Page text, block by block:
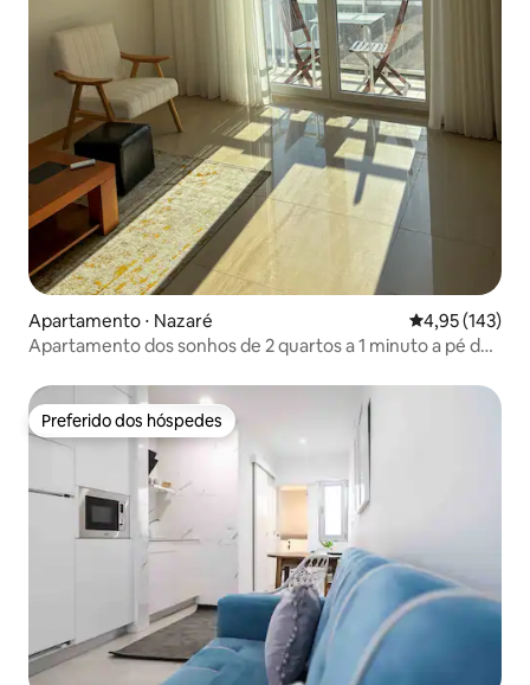
Apartamento ⋅ Nazaré 4,95 de uma
4,95 (143)
Apartamento dos sonhos de 2 quartos a 1 minuto a pé da
Preferido dos hóspedes
Preferido dos hóspedes